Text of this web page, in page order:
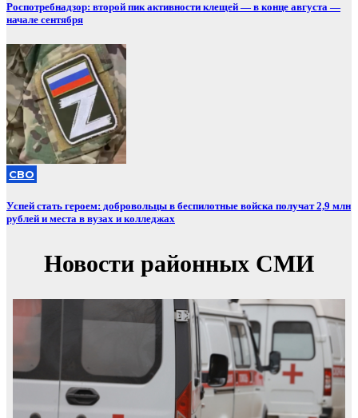
Роспотребнадзор: второй пик активности клещей — в конце августа —
начале сентября
СВО
Успей стать героем: добровольцы в беспилотные войска получат 2,9 млн
рублей и места в вузах и колледжах